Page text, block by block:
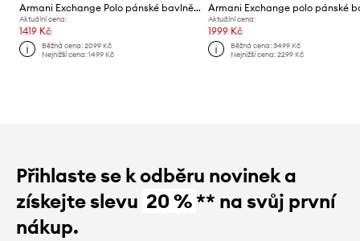
Armani Exchange Polo pánské bavlněné
Aktuální cena:
1419 Kč
Běžná cena:2099 Kč
Nejnižší cena:1499 Kč
Aktuální cena:
1999 Kč
Běžná cena: 3499 Kč
Nejnižší cena: 2299 Kč
Přihlaste se k odběru novinek a
získejte slevu 20 %** na svůj první
nákup.